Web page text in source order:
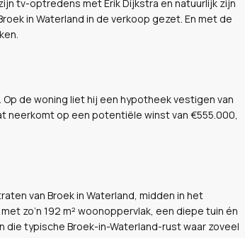
tv-optredens met Erik Dijkstra en natuurlijk zijn
in Waterland in de verkoop gezet. En met de
de woning liet hij een hypotheek vestigen van
neerkomt op een potentiële winst van €555.000,
van Broek in Waterland, midden in het
zo’n 192 m² woonoppervlak, een diepe tuin én
die typische Broek-in-Waterland-rust waar zoveel